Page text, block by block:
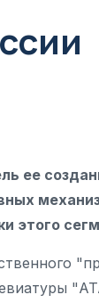
ее
этого